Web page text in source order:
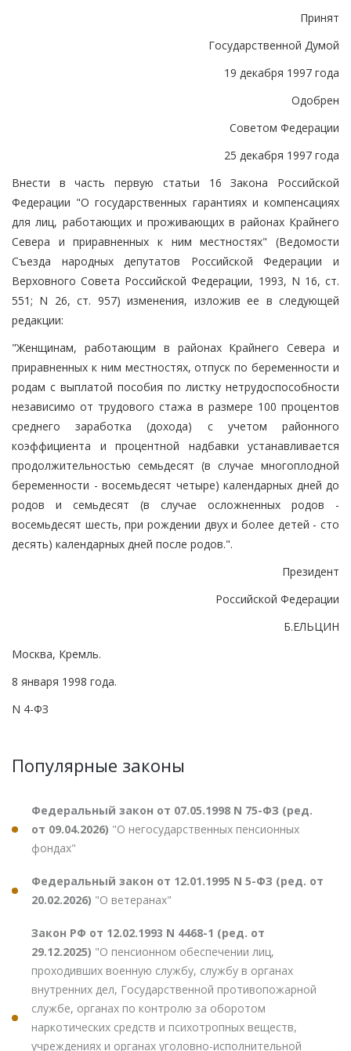
Принят
Государственной Думой
19 декабря 1997 года
Одобрен
Советом Федерации
25 декабря 1997 года
Внести в часть первую статьи 16 Закона Российской
Федерации "О государственных гарантиях и компенсациях
для лиц, работающих и проживающих в районах Крайнего
Севера и приравненных к ним местностях" (Ведомости
Съезда народных депутатов Российской Федерации и
Верховного Совета Российской Федерации, 1993, N 16, ст.
551; N 26, ст. 957) изменения, изложив ее в следующей
редакции:
"Женщинам, работающим в районах Крайнего Севера и
приравненных к ним местностях, отпуск по беременности и
родам с выплатой пособия по листку нетрудоспособности
независимо от трудового стажа в размере 100 процентов
среднего заработка (дохода) с учетом районного
коэффициента и процентной надбавки устанавливается
продолжительностью семьдесят (в случае многоплодной
беременности - восемьдесят четыре) календарных дней до
родов и семьдесят (в случае осложненных родов -
восемьдесят шесть, при рождении двух и более детей - сто
десять) календарных дней после родов.".
Президент
Российской Федерации
Б.ЕЛЬЦИН
Москва, Кремль.
8 января 1998 года.
N 4-ФЗ
Популярные законы
Федеральный закон от 07.05.1998 N 75-ФЗ (ред.
от 09.04.2026) "О негосударственных пенсионных
фондах"
Федеральный закон от 12.01.1995 N 5-ФЗ (ред. от
20.02.2026) "О ветеранах"
Закон РФ от 12.02.1993 N 4468-1 (ред. от
29.12.2025) "О пенсионном обеспечении лиц,
проходивших военную службу, службу в органах
внутренних дел, Государственной противопожарной
службе, органах по контролю за оборотом
наркотических средств и психотропных веществ,
учреждениях и органах уголовно-исполнительной